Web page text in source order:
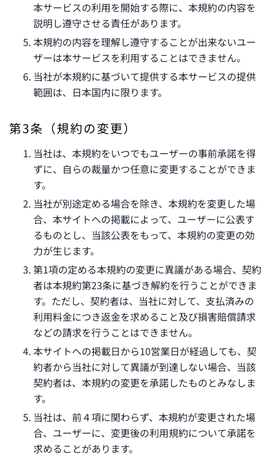
本サービスの利用を開始する際に、本規約の内容を
説明し遵守させる責任があります。
本規約の内容を理解し遵守することが出来ないユー
ザーは本サービスを利用することはできません。
当社が本規約に基づいて提供する本サービスの提供
範囲は、日本国内に限ります。
第3条（規約の変更）
当社は、本規約をいつでもユーザーの事前承諾を得
ずに、自らの裁量かつ任意に変更することができま
す。
当社が別途定める場合を除き、本規約を変更した場
合、本サイトへの掲載によって、ユーザーに公表す
るものとし、当該公表をもって、本規約の変更の効
力が生じます。
第1項の定める本規約の変更に異議がある場合、契約
者は本規約第23条に基づき解約を行うことができま
す。ただし、契約者は、当社に対して、支払済みの
利用料金につき返金を求めること及び損害賠償請求
などの請求を行うことはできません。
本サイトへの掲載日から10営業日が経過しても、契
約者から当社に対して異議が到達しない場合、当該
契約者は、本規約の変更を承諾したものとみなしま
す。
当社は、前４項に関わらず、本規約が変更された場
合、ユーザーに、変更後の利用規約について承諾を
求めることがあります。